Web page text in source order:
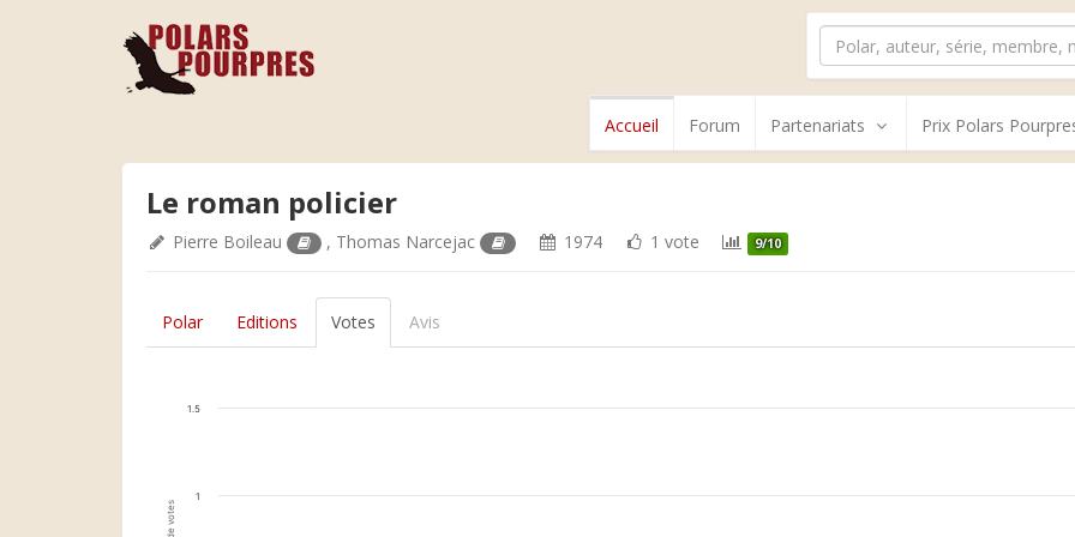
Accueil Forum Partenariats Prix Polars
Le roman policier
Pierre Boileau , Thomas Narcejac 1974 1 vote 9/10
Polar Editions Votes Avis
1
1.5